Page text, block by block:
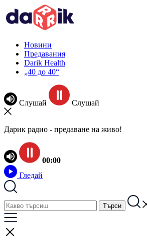
Новини
Предавания
Darik Health
„40 до 40“
Слушай Слушай
Дарик радио - предаване на живо!
00:00
Гледай